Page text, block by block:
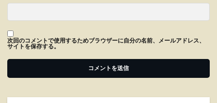
次回のコメントで使用するためブラウザーに自分の名前、メールアドレス、
サイトを保存する。